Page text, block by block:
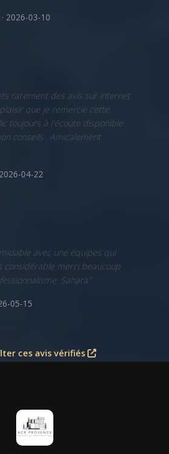
· 2026-03-10
rarement des avis sur internet
que je remercie cette
toujours à l'écoute disponible
conseils . Amicalement
2026-04-22
avec une équipes qui
considérable merci beaucoup
Sahara"
05-15
ces avis vérifiés